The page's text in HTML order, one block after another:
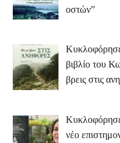
οστών”
Κυκλοφόρησε
βιβλίο του
βρεις στις
νέο